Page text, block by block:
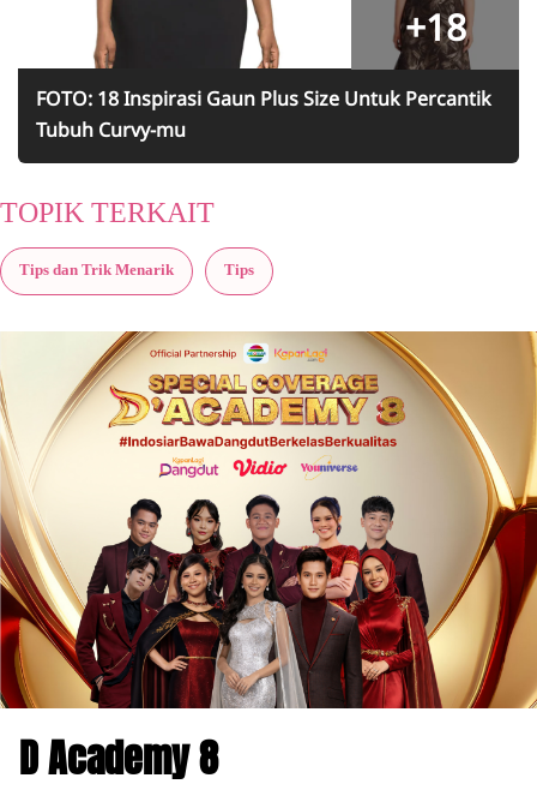
+18
FOTO: 18 Inspirasi Gaun Plus Size Untuk Percantik
Tubuh Curvy-mu
TOPIK TERKAIT
Tips dan Trik Menarik Tips
D Academy 8